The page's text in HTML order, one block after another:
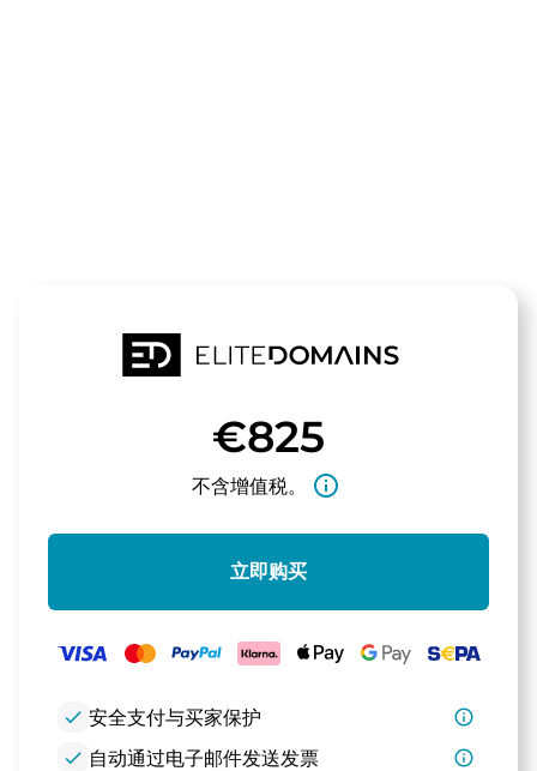
€825
不含增值税。 info_outline
立即购买
check 安全支付与买家保护
info_outline
check 自动通过电子邮件发送发票
info_outline